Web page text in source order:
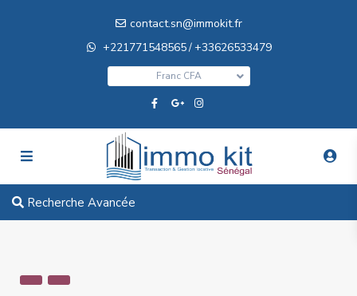
contact.sn@immokit.fr
+221771548565/+33626533479
Franc CFA
Recherche Avancée